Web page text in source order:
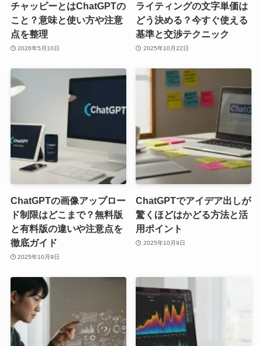
チャッピーとはChatGPTの
こと？意味と使い方や注意
点を整理
2026年5月10日
ライティングの文字単価は
どう決める？今すぐ使える
基準と交渉テクニック
2025年10月22日
ChatGPTの画像アップロー
ド制限はどこまで？無料版
と有料版の違いや注意点を
徹底ガイド
2025年10月9日
ChatGPTでアイデア出しが
驚くほどはかどる方法と活
用ポイント
2025年10月9日